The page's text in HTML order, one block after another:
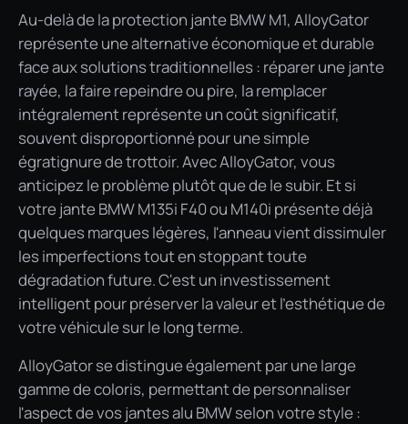
Au-delà de la protection jante BMW M1, AlloyGator
représente une alternative économique et durable
face aux solutions traditionnelles : réparer une jante
rayée, la faire repeindre ou pire, la remplacer
intégralement représente un coût significatif,
souvent disproportionné pour une simple
égratignure de trottoir. Avec AlloyGator, vous
anticipez le problème plutôt que de le subir. Et si
votre jante BMW M135i F40 ou M140i présente déjà
quelques marques légères, l'anneau vient dissimuler
les imperfections tout en stoppant toute
dégradation future. C'est un investissement
intelligent pour préserver la valeur et l'esthétique de
votre véhicule sur le long terme.
AlloyGator se distingue également par une large
gamme de coloris, permettant de personnaliser
l'aspect de vos jantes alu BMW selon votre style :